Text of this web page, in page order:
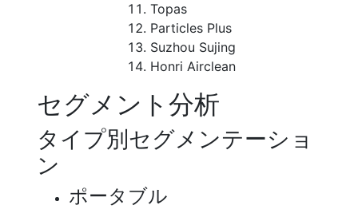
Topas
Particles Plus
Suzhou Sujing
Honri Airclean
セグメント分析
タイプ別セグメンテーショ
ン
ポータブル